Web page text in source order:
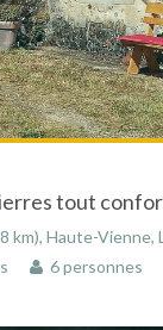
tout
Vienne, Limousin,
6 personnes